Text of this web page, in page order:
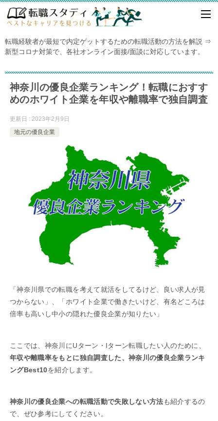
転職経験者が最短で内定ゲットするための転職活動の方法を解説 ⇒
新型コロナ対策で、各社オンライン面接/面談に対応しています。
神奈川の優良企業ランキング！転職におすす
めのホワイト企業を年収や離職率で独自調査
更新日 : 2023年2月9日
地元の優良企業
「神奈川県での転職を考えて就活をしてるけど、良い求人が見
つからない」、「ホワイト企業で働きたいけど、有名どころは
倍率も高いし中小の隠れた優良企業が知りたい」
ここでは、神奈川にUターン・Iターン転職したい人のために、
年収や離職率をもとに独自調査した、神奈川の優良企業ランキ
ングBest10を紹介します。
神奈川の優良企業への転職活動で失敗しない方法も紹介するの
で、ぜひ参考にしてください。